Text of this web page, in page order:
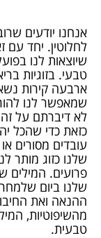
אנחנו יודעים
לחלוטין. יחד עם
שיוצאות לנו
טבעי. בזוגיות
ארבעה קירות
שמאפשר לנו
לא דיברתם על
כזאת כדי שהכל
עובדים מסורים
שלנו כזוג מותר
פרועים. המילים
שלנו ביום
ההנאה ואת
מהשיפוטיות,
טבעית.